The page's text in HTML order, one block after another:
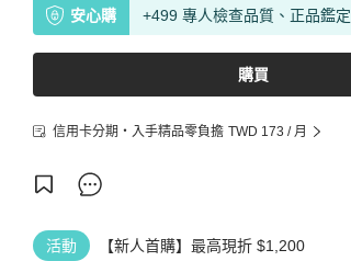
安心購 +499 專人檢查品質、正品鑑定
購買
信用卡分期・入手精品零負擔 TWD 173 / 月
活動 【新人首購】最高現折 $1,200